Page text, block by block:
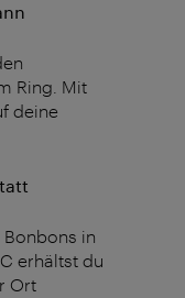
Ring. Mit
deine
in
erhältst du
Ort